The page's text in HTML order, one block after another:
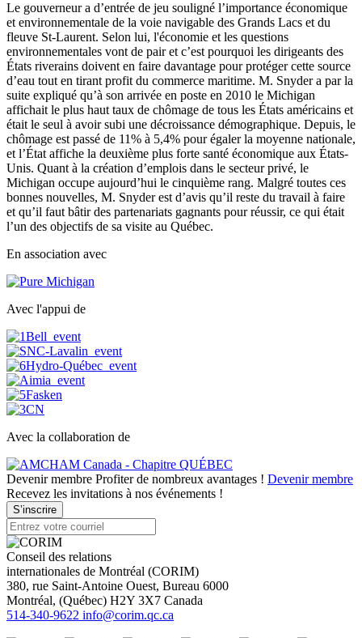
Le gouverneur a d’entrée de jeu souligné l’importance économique
et environnementale de la voie navigable des Grands Lacs et du
fleuve St-Laurent. Selon lui, l'économie et les questions
environnementales vont de pair et c’est pourquoi les dirigeants des
États riverains doivent en faire davantage pour protéger cette source
d’eau tout en tirant profit du commerce maritime. M. Snyder a par la
suite expliqué qu’à son arrivée en poste en 2010 le Michigan
affichait le plus haut taux de chômage de tous les États américains et
était le seul à avoir subi une décroissance démographique. Depuis, le
chômage est passé de 11% à 5,4% pour égaler la moyenne nationale,
et l’État affiche la deuxième plus forte santé économique aux États-
Unis. Quant à la création d’emplois dans le secteur privé, le
Michigan occupe aujourd’hui le cinquième rang. Malgré toutes ces
bonnes nouvelles, M. Snyder est d’avis qu’il reste du travail à faire
et qu’il faut bâtir des partenariats gagnants pour réussir, ce qui était
l’un des objectifs de sa visite au Québec.
En association avec
Avec l'appui de
Avec la collaboration de
Devenir membre Profiter de nombreux avantages ! Devenir membre
Recevez les invitations à nos événements !
S’inscrire
Conseil des relations
internationales de Montréal (CORIM)
380, rue Saint-Antoine Ouest, Bureau 6000
Montréal, (Québec) H2Y 3X7 Canada
514-340-9622 info@corim.qc.ca